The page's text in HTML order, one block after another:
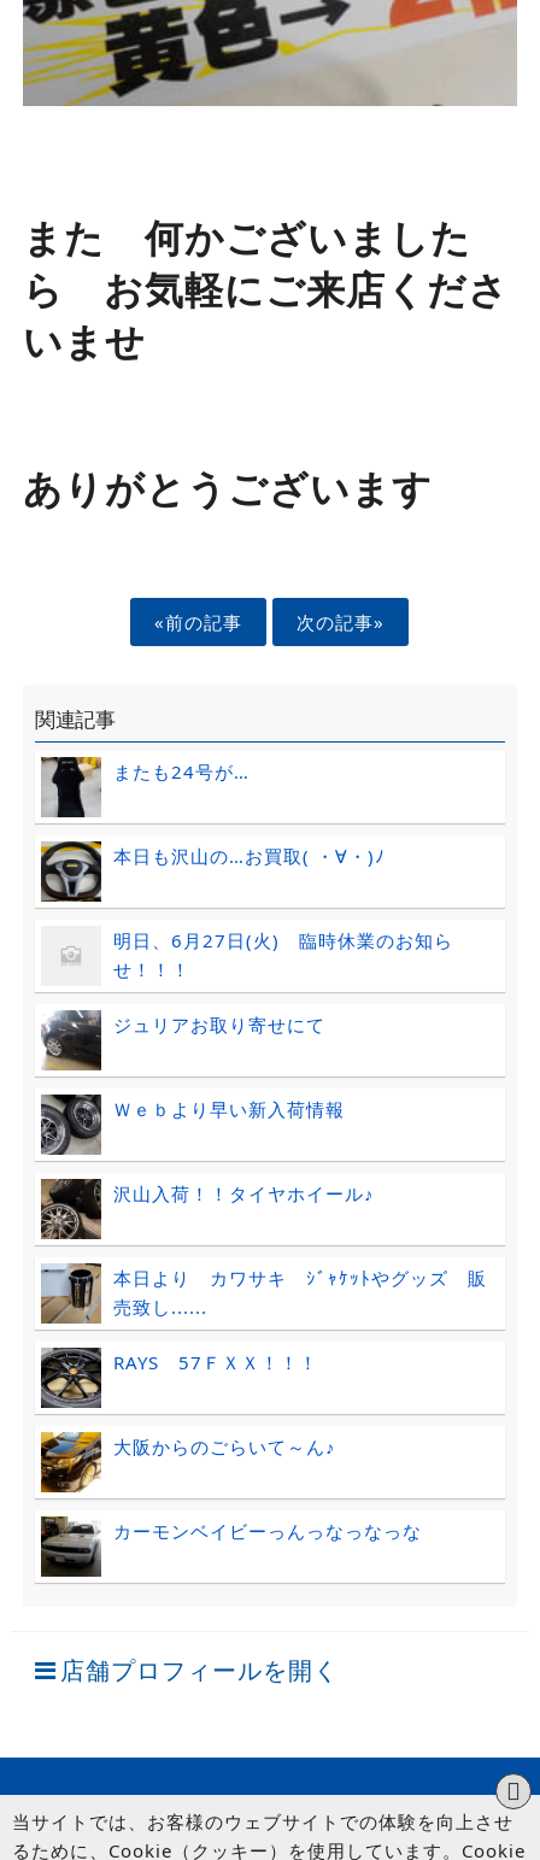
また 何かございました
ら お気軽にご来店くださ
いませ
ありがとうございます
«前の記事 次の記事»
関連記事
またも24号が…
本日も沢山の…お買取( ・∀・)ﾉ
明日、6月27日(火) 臨時休業のお知ら
せ！！！
ジュリアお取り寄せにて
Ｗｅｂより早い新入荷情報
沢山入荷！！タイヤホイール♪
本日より カワサキ ｼﾞｬｹｯﾄやグッズ 販
売致し......
RAYS 57ＦＸＸ！！！
大阪からのごらいて～ん♪
カーモンベイビーっんっなっなっな
店舗プロフィールを開く
当サイトでは、お客様のウェブサイトでの体験を向上させ
るために、Cookie（クッキー）を使用しています。Cookie